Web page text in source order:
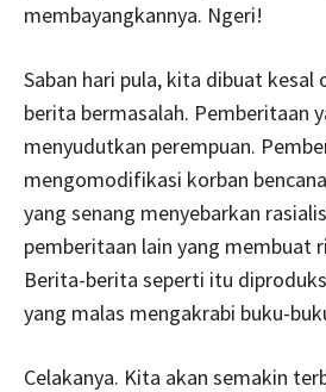
membayangkannya. Ngeri!
Saban hari pula, kita dibuat kesal
berita bermasalah. Pemberitaan
menyudutkan perempuan.
mengomodifikasi korban
yang senang menyebarkan
pemberitaan lain yang membuat
Berita-berita seperti itu
yang malas mengakrabi buku-
Celakanya. Kita akan semakin